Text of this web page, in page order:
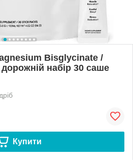
Bisglycinatе /
дорожній набір 30 саше
Купити